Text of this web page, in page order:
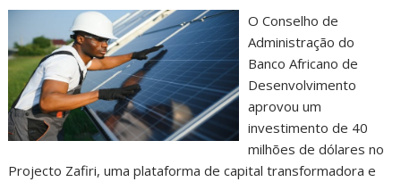
O Conselho de
Administração do
Banco Africano de
Desenvolvimento
aprovou um
investimento de 40
milhões de dólares no
Projecto Zafiri, uma plataforma de capital transformadora e